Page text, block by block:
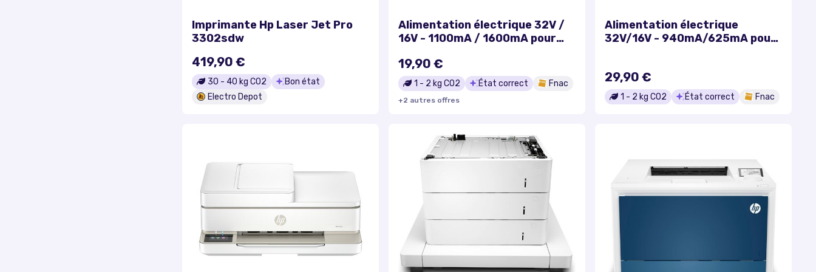
Imprimante Hp Laser Jet Pro
3302sdw
419,90 €
30 - 40 kg CO2
Bon état
Electro Depot
Alimentation électrique 32V /
16V - 1100mA / 1600mA pour
2144, 0950-4491, 0957-2156,
0957-2175, 0957-2176
19,90 €
1 - 2 kg CO2 État correct Fnac
+2 autres offres
Alimentation électrique
32V/16V - 940mA/625mA pour
0957-2178, 0957-2166, 0957-
2146, 0957-2083
29,90 €
1 - 2 kg CO2 État correct Fnac